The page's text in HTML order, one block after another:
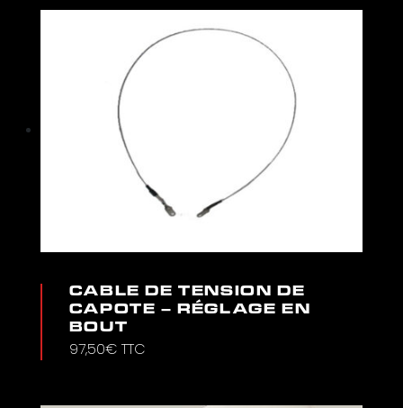
CABLE DE TENSION DE
CAPOTE – RÉGLAGE EN
BOUT
97,50€TTC